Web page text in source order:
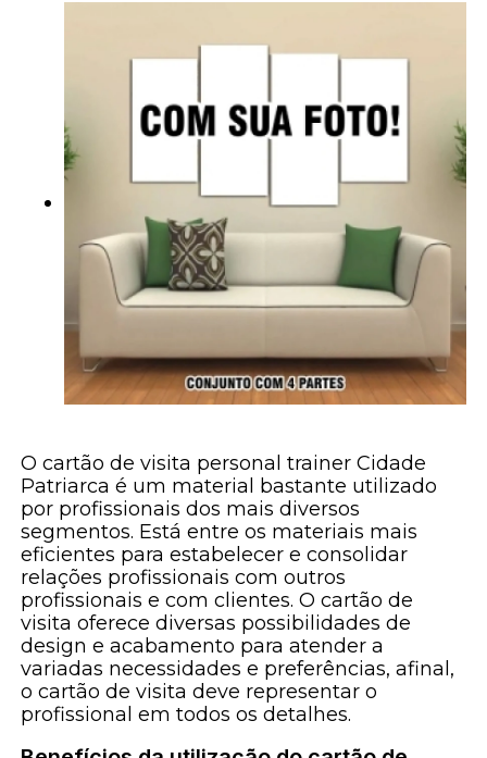
O cartão de visita personal trainer Cidade
Patriarca é um material bastante utilizado
por profissionais dos mais diversos
segmentos. Está entre os materiais mais
eficientes para estabelecer e consolidar
relações profissionais com outros
profissionais e com clientes. O cartão de
visita oferece diversas possibilidades de
design e acabamento para atender a
variadas necessidades e preferências, afinal,
o cartão de visita deve representar o
profissional em todos os detalhes.